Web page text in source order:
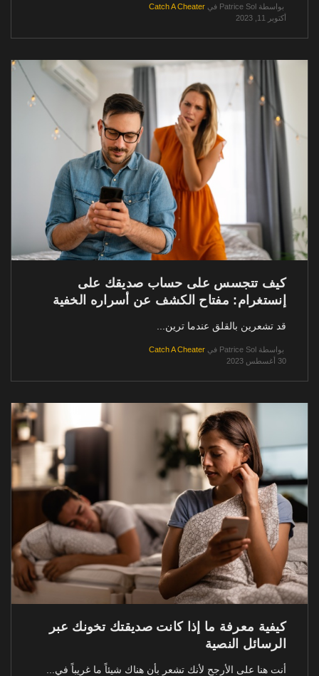
بواسطة Patrice Sol في Catch A Cheater
أكتوبر 11, 2023
كيف تتجسس على حساب صديقك على
إنستغرام: مفتاح الكشف عن أسراره الخفية
قد تشعرين بالقلق عندما ترين...
بواسطة Patrice Sol في Catch A Cheater
30 أغسطس 2023
كيفية معرفة ما إذا كانت صديقتك تخونك عبر
الرسائل النصية
أنت هنا على الأرجح لأنك تشعر بأن هناك شيئاً ما غريباً في...